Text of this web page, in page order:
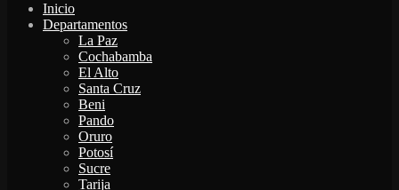
Inicio
Departamentos
La Paz
Cochabamba
El Alto
Santa Cruz
Beni
Pando
Oruro
Potosí
Sucre
Tarija